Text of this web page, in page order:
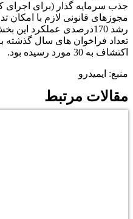
جذب سرمایه گذار (برای اجرای
مجوزهای قانونی لازم با امکان
رشد 170درصدی عملکرد این بخش دارد.
تعداد فراخوان های سال
اکتشاف به 30 مورد رسیده بود.
منبع: ایمیدرو
مقالات مرتبط